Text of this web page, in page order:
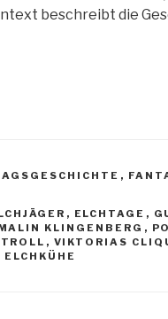
beschreibt die
,
, ELCHTAGE ,
KLINGENBERG ,
TROLL , VIKTORIAS
ELCHKÜHE